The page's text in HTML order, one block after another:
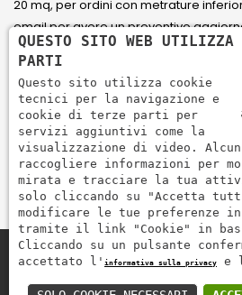
20 mq, per ordini con metrature
email per avere un preventivo
il cliente.
5) Paga con Carta di credito Visa,
Mastercard tramite il circuito PayPal.
inviare denaro e accettare pagamenti
semplice e sicuro.
Zem Marmi P.I.
Paga in modo
QUESTO SITO WEB
PARTI
Questo sito utilizza cookie
tecnici per la navigazione e
cookie di terze parti per
servizi aggiuntivi come la
visualizzazione di video.
raccogliere informazioni per
mirata e tracciare la tua
solo cliccando su "Accetta
modificare le tue preferenze in
tramite il link "Cookie" in
Cliccando su un pulsante
accettato l' informativa sulla privacy e